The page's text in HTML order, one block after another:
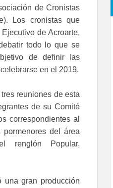
de Cronistas
Los cronistas que
de Acroarte,
todo lo que se
de definir las
en el 2019.
reuniones de esta
de su Comité
correspondientes al
del área
renglón Popular,
una gran producción